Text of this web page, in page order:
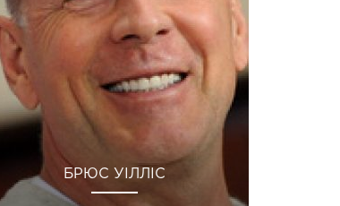
БРЮС УІЛЛІС